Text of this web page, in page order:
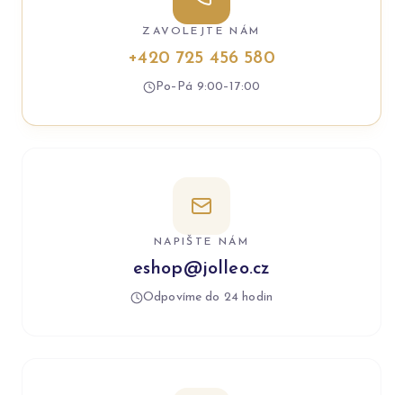
ZAVOLEJTE NÁM
+420 725 456 580
Po–Pá 9:00–17:00
NAPIŠTE NÁM
eshop@jolleo.cz
Odpovíme do 24 hodin